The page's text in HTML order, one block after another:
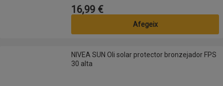
Preu
16,99 €
Afegeix
NIVEA SUN Oli solar protector bronzejador FPS 30 alta
NIVEA SUN Oli solar protector bronzejador FPS
30 alta